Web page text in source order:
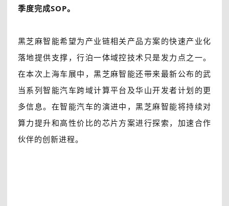
季度完成SOP。
黑芝麻智能希望为产业链相关产品方案的快速产业化
落地提供支撑，行泊一体域控技术只是发力点之一。
在本次上海车展中，黑芝麻智能还带来最新公布的武
当系列智能汽车跨域计算平台及华山开发者计划的更
多信息。在智能汽车的演进中，黑芝麻智能将持续对
算力提升和高性价比的芯片方案进行探索，加速合作
伙伴的创新进程。